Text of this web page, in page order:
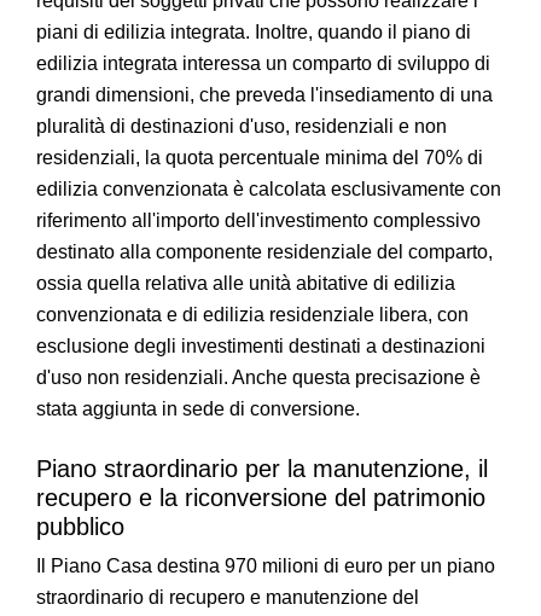
piani di edilizia integrata. Inoltre, quando il piano di
edilizia integrata interessa un comparto di sviluppo di
grandi dimensioni, che preveda l'insediamento di una
pluralità di destinazioni d'uso, residenziali e non
residenziali, la quota percentuale minima del 70% di
edilizia convenzionata è calcolata esclusivamente con
riferimento all'importo dell'investimento complessivo
destinato alla componente residenziale del comparto,
ossia quella relativa alle unità abitative di edilizia
convenzionata e di edilizia residenziale libera, con
esclusione degli investimenti destinati a destinazioni
d'uso non residenziali. Anche questa precisazione è
stata aggiunta in sede di conversione.
Piano straordinario per la manutenzione, il
recupero e la riconversione del patrimonio
pubblico
Il Piano Casa destina 970 milioni di euro per un piano
straordinario di recupero e manutenzione del